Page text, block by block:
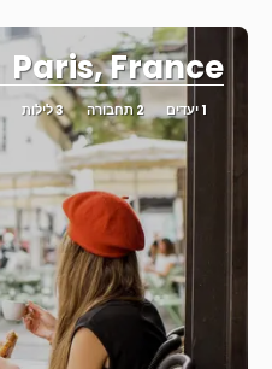
Paris, France
1 יעדים 2 תחבורה 3 לילות